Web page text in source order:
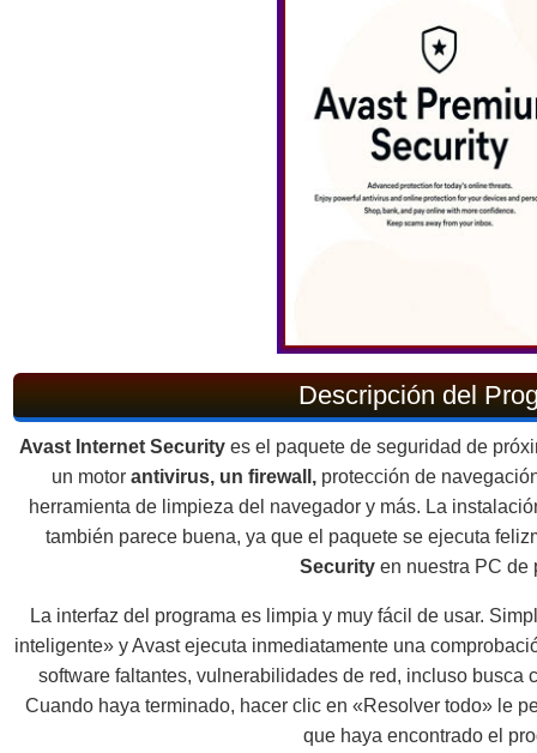
Descripción del
Avast Internet Security es el paquete de seguridad de
un motorantivirus, un firewall, protección de
herramienta de limpieza del navegador y más. La
también parece buena, ya que el paquete se ejecuta
Securityen nuestra PC de
La interfaz del programa es limpia y muy fácil de usar.
inteligente» y Avast ejecuta inmediatamente una
software faltantes, vulnerabilidades de red, incluso busca
Cuando haya terminado, hacer clic en «Resolver todo» le
que haya encontrado el